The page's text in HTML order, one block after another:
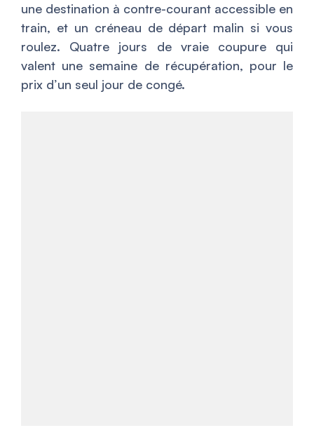
une destination à contre-courant accessible en
train, et un créneau de départ malin si vous
roulez. Quatre jours de vraie coupure qui
valent une semaine de récupération, pour le
prix d’un seul jour de congé.